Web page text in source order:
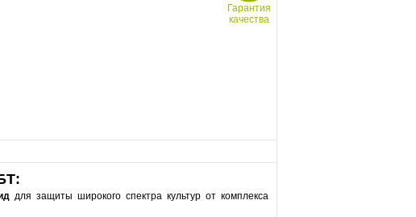
Гарантия
качества
для защиты широкого спектра культур от комплекса